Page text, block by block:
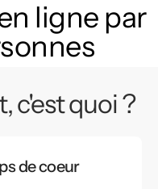
ligne par
c'est quoi ?
de coeur